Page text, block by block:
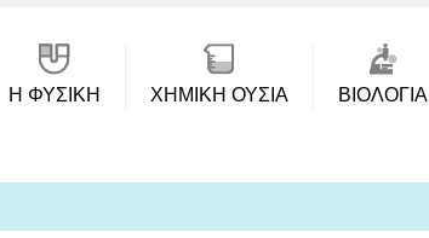
Η ΦΥΣΙΚΗ ΧΗΜΙΚΉ ΟΥΣΊΑ ΒΙΟΛΟΓΊΑ